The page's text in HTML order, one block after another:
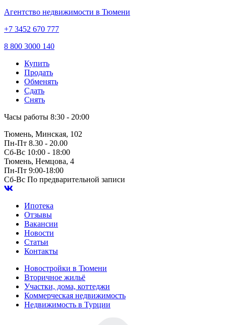
Агентство недвижимости в Тюмени
+7 3452 670 777
8 800 3000 140
Купить
Продать
Обменять
Сдать
Снять
Часы работы 8:30 - 20:00
Тюмень, Минская, 102
Пн-Пт 8.30 - 20.00
Сб-Вс 10:00 - 18:00
Тюмень, Немцова, 4
Пн-Пт 9:00-18:00
Сб-Вс По предварительной записи
Ипотека
Отзывы
Вакансии
Новости
Статьи
Контакты
Новостройки в Тюмени
Вторичное жильё
Участки, дома, коттеджи
Коммерческая недвижимость
Недвижимость в Турции